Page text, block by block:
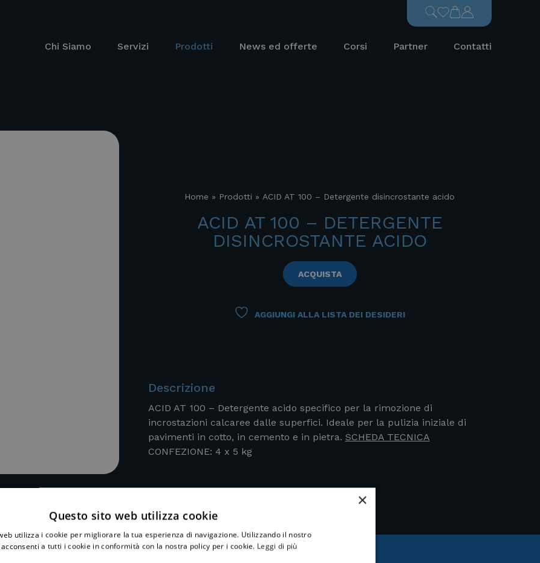
Chi Siamo Servizi Prodotti News ed offerte Corsi Partner Contatti
Home » Prodotti » ACID AT 100 – Detergente disincrostante acido
ACID AT 100 – DETERGENTE
DISINCROSTANTE ACIDO
ACQUISTA
AGGIUNGI ALLA LISTA DEI DESIDERI
Descrizione
ACID AT 100 – Detergente acido specifico per la rimozione di
incrostazioni calcaree dalle superfici. Ideale per la pulizia iniziale di
pavimenti in cotto, in cemento e in pietra. SCHEDA TECNICA
CONFEZIONE: 4 x 5 kg
×
Questo sito web utilizza cookie
utilizza i cookie per migliorare la tua esperienza di navigazione. Utilizzando il nostro
a tutti i cookie in conformità con la nostra policy per i cookie. Leggi di più